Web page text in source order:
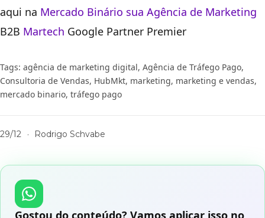
aqui na Mercado Binário sua Agência de Marketing
B2B Martech Google Partner Premier
Tags: agência de marketing digital, Agência de Tráfego Pago,
Consultoria de Vendas, HubMkt, marketing, marketing e vendas,
mercado binario, tráfego pago
29/12 · Rodrigo Schvabe
Gostou do conteúdo? Vamos aplicar isso no